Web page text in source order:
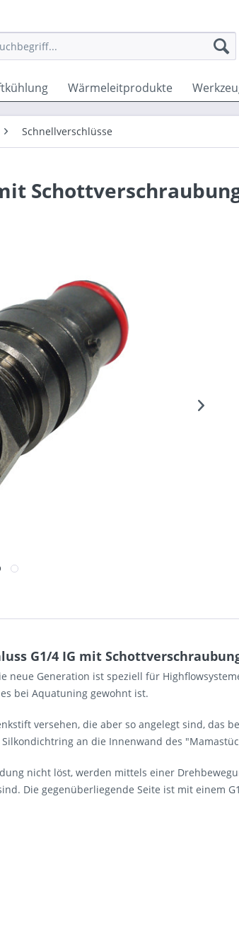
Wärmeleitprodukte
Schnellverschlüsse
G1/4 IG mit
neue Generation ist speziell für
bei Aquatuning gewohnt ist.
versehen, die aber so angelegt sind, das
an die Innenwand des
nicht löst, werden mittels einer
Die gegenüberliegende Seite ist mit einem